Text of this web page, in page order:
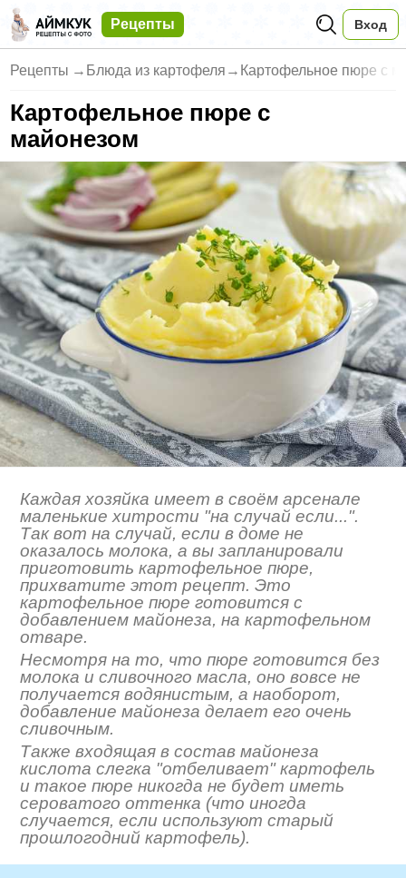
Рецепты Вход
Рецепты → Блюда из картофеля → Картофельное пюре с
Картофельное пюре с
майонезом
Каждая хозяйка имеет в своём арсенале
маленькие хитрости "на случай если...".
Так вот на случай, если в доме не
оказалось молока, а вы запланировали
приготовить картофельное пюре,
прихватите этот рецепт. Это
картофельное пюре готовится с
добавлением майонеза, на картофельном
отваре.
Несмотря на то, что пюре готовится без
молока и сливочного масла, оно вовсе не
получается водянистым, а наоборот,
добавление майонеза делает его очень
сливочным.
Также входящая в состав майонеза
кислота слегка "отбеливает" картофель
и такое пюре никогда не будет иметь
сероватого оттенка (что иногда
случается, если используют старый
прошлогодний картофель).